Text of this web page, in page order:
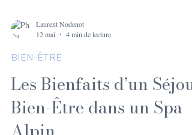
Laurent Nodenot